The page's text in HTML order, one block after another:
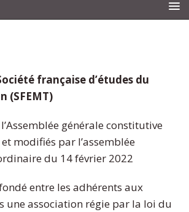
française d’études du
(SFEMT)
générale constitutive
modifiés par l’assemblée
du 14 février 2022
entre les adhérents aux
une association régie par la loi du